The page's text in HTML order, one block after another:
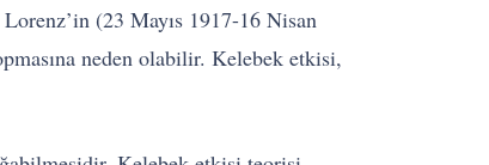
(23 Mayıs 1917-16 Nisan
neden olabilir. Kelebek etkisi,